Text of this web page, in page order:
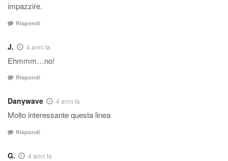
impazzire.
Rispondi
J. 4 anni fa
Ehmmm…no!
Rispondi
Danywave 4 anni fa
Molto interessante questa linea
Rispondi
G. 4 anni fa